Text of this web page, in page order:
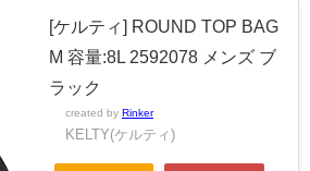
[ケルティ] ROUND TOP BAG
M 容量:8L 2592078 メンズ ブ
ラック
created by Rinker
KELTY(ケルティ)